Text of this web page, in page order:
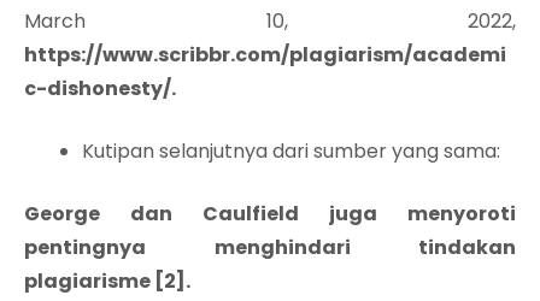
March 10, 2022,
https://www.scribbr.com/plagiarism/academi
c-dishonesty/.
Kutipan selanjutnya dari sumber yang sama:
George dan Caulfield juga menyoroti
pentingnya menghindari tindakan
plagiarisme [2].